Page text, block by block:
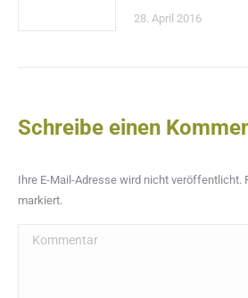
28. April 2016
Schreibe einen
Ihre E-Mail-Adresse wird nicht veröffentlicht.
markiert.
Kommentar